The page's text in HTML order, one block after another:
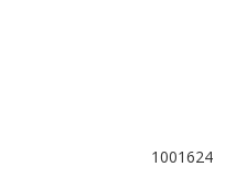
1001624